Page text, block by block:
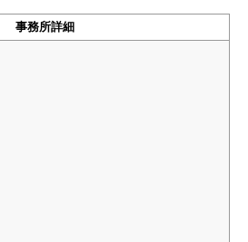
事務所詳細